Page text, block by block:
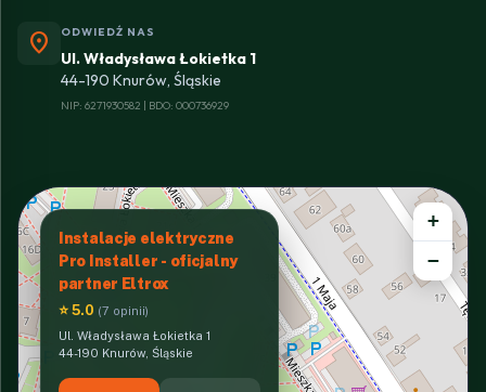
location_on ODWIEDŹ NAS
Ul. Władysława Łokietka 1
44-190 Knurów, Śląskie
NIP: 6271930582 | BDO: 000736929
Instalacje elektryczne
Pro Installer - oficjalny
partner Eltrox
⭐ 5.0 (7 opinii)
Ul. Władysława Łokietka 1
44-190 Knurów, Śląskie
+
−